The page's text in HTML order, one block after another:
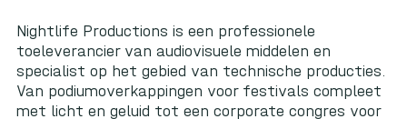
Nightlife Productions is een professionele
toeleverancier van audiovisuele middelen en
specialist op het gebied van technische producties.
Van podiumoverkappingen voor festivals compleet
met licht en geluid tot een corporate congres voor